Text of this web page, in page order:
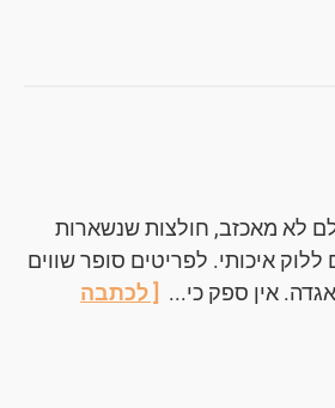
לא מאכזב, חולצות שנשארות
איכותי. לפריטים סופר שווים
אין ספק כי... [ לכתבה